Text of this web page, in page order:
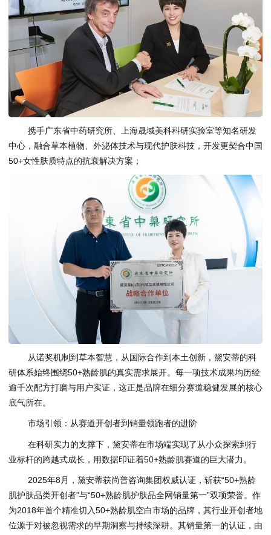
携手广东省中药研究所、上海晟域美科科研实验室等知名研发
中心，融合草本植物、外泌体技术与现代护肤科技，开发更契合中国
50+女性肤质特点的抗衰解决方案；
从诺奖机制到草本智慧，从国际合作到本土创新，黛安蒂的科
研体系始终围绕50+熟龄肌的真实需求展开。每一项技术成果均历经
逾千次配方打磨与用户实证，这正是品牌在细分赛道稳健发展的核心
底气所在。
市场引领：从赛道开创者到销量领跑者的进阶
在科研实力的支撑下，黛安蒂在市场端实现了从小众探索到行
业标杆的跨越式成长，用数据印证着50+熟龄肌赛道的巨大潜力。
2025年8月，黛安蒂获尚普咨询集团权威认证，斩获“50+熟龄
肌护肤品类开创者”与“50+熟龄肌护肤品全网销量第一”双项荣誉。作
为2018年首个精准切入50+熟龄肌空白市场的品牌，其行业开创者地
位源于对被忽视需求的早期洞察与持续深耕。其销量第一的认证，由